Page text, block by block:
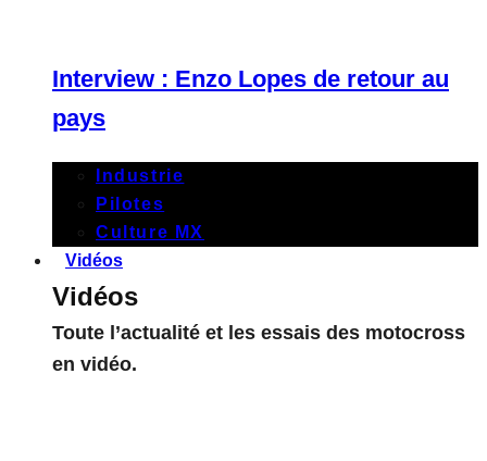
Interview : Enzo Lopes de retour au
pays
Industrie
Pilotes
Culture MX
Vidéos
Vidéos
Toute l’actualité et les essais des motocross
en vidéo.